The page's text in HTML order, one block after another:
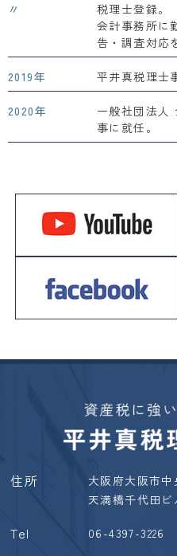
〃
税理士登録。
会計事務所に
告・調査対応
2019年 平井真税理士
2020年
一般社団法人
事に就任。
住所
大阪府大阪市
天満橋千代田ビ
Tel 06-4397-3226